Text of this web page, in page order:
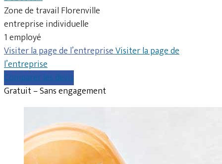
Zone de travail Florenville
entreprise individuelle
1 employé
Visiter la page de l’entrepriseVisiter la page de
l’entreprise
Comparer les devis
Gratuit – Sans engagement